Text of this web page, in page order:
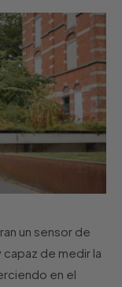
un sensor de
de medir la
en el